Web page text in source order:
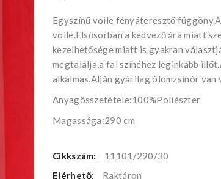
Egyszínű voile fényáteresztő
voile.Elsősorban a kedvező ára miatt
kezelhetősége miatt is gyakran
megtalálja,a fal színéhez leginkább
alkalmas.Alján gyárilag ólomzsinór van
Anyagösszetétele:100%Poliészter
Magassága:290 cm
Cikkszám:
11101/290/30
Elérhető:
Raktáron